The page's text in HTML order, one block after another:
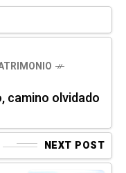
camino olvidado
NEXT POST